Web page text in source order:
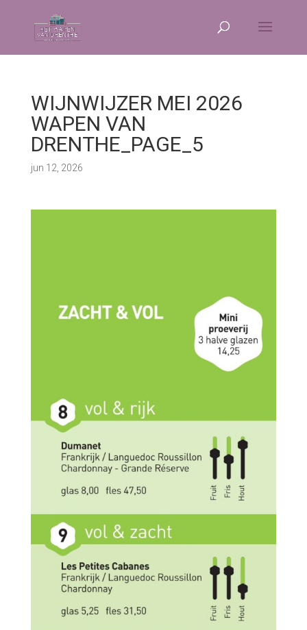
WIJNWIJZER MEI 2026
WAPEN VAN
DRENTHE_PAGE_5
jun 12, 2026